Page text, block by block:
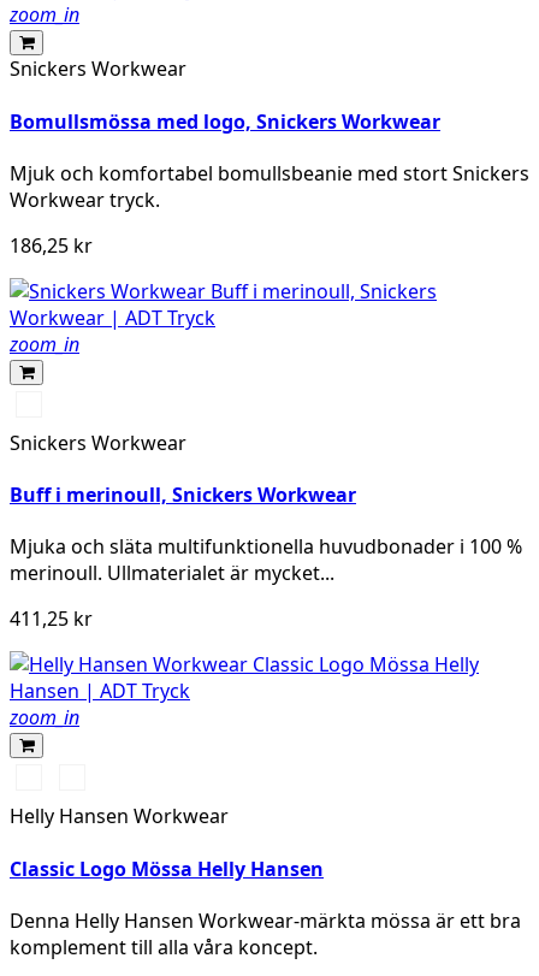
zoom_in
Snickers Workwear
Bomullsmössa med logo, Snickers Workwear
Mjuk och komfortabel bomullsbeanie med stort Snickers
Workwear tryck.
186,25 kr
zoom_in
Snickers Workwear
Buff i merinoull, Snickers Workwear
Mjuka och släta multifunktionella huvudbonader i 100 %
merinoull. Ullmaterialet är mycket...
411,25 kr
zoom_in
BLACKDARK
GREY
Helly Hansen Workwear
Classic Logo Mössa Helly Hansen
Denna Helly Hansen Workwear-märkta mössa är ett bra
komplement till alla våra koncept.